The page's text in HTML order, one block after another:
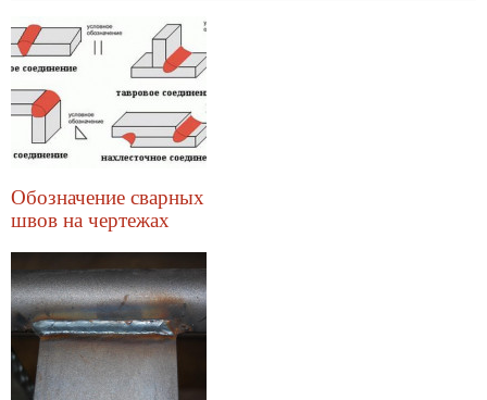
Обозначение сварных
швов на чертежах